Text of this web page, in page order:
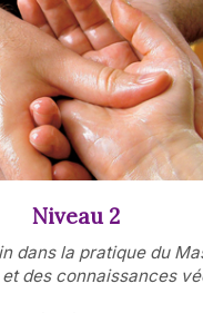
Niveau 2
dans la pratique du
des connaissances